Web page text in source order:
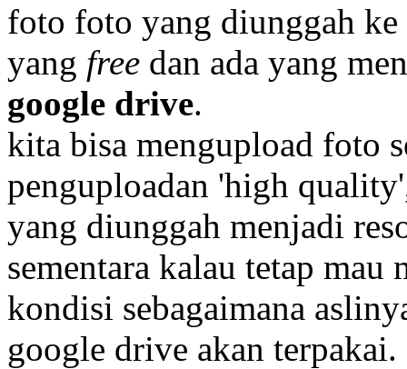
foto foto yang diunggah ke
yang free dan ada yang
google drive.
kita bisa mengupload foto
penguploadan 'high
yang diunggah menjadi
sementara kalau tetap
kondisi sebagaimana
google drive akan terpakai.